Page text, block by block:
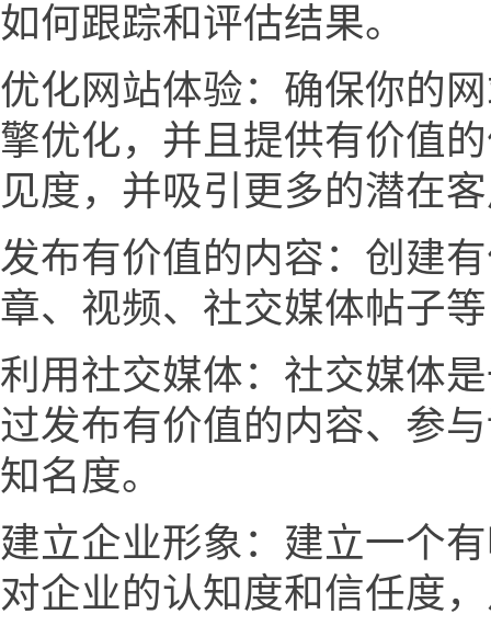
如何跟踪和评估结果。
优化网站体验：确保你的
擎优化，并且提供有价值
见度，并吸引更多的潜在
发布有价值的内容：创建
章、视频、社交媒体帖子
利用社交媒体：社交媒体
过发布有价值的内容、参
知名度。
建立企业形象：建立一个
对企业的认知度和信任度